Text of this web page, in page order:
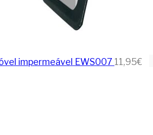
impermeável EWS007 11,95€